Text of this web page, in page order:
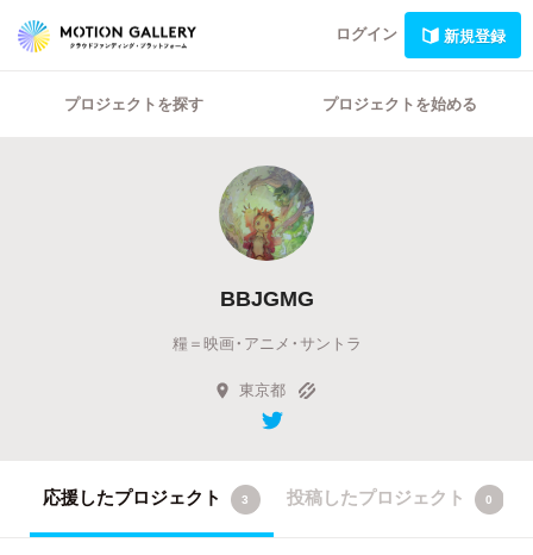
ログイン 新規登録
プロジェクトを探す プロジェクトを始める
BBJGMG
糧＝映画・アニメ・サントラ
東京都
応援したプロジェクト 3 投稿したプロジェクト 0